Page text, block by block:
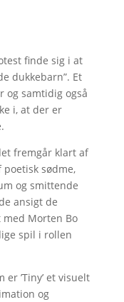
finde sig i at
dukkebarn”. Et
og samtidig også
i, at der er
fremgår klart af
sødme,
og smittende
ansigt de
Morten Bo
spil i rollen
’Tiny’ et visuelt
og